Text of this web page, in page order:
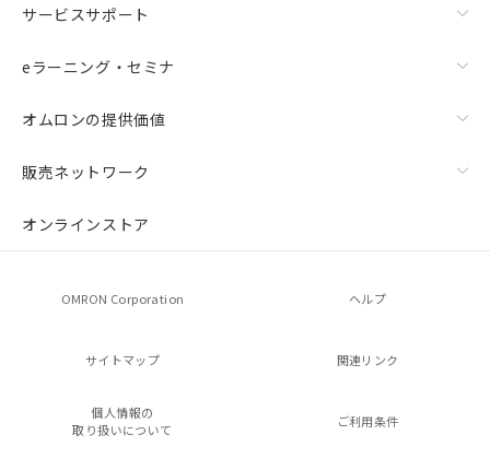
サービスサポート
eラーニング・セミナ
オムロンの提供価値
販売ネットワーク
オンラインストア
OMRON Corporation ヘルプ
サイトマップ 関連リンク
個人情報の
取り扱いについて
ご利用条件